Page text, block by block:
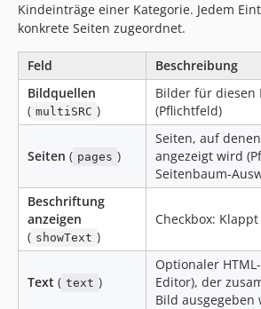
Kindeinträge einer Kategorie. Jedem
konkrete Seiten zugeordnet.
Feld
Beschreibung
Bildquellen
( multiSRC )
Bilder für diesen
(Pflichtfeld)
Seiten ( pages )
Seiten, auf
angezeigt wird
Seitenbaum-
Beschriftung
anzeigen
( showText )
Checkbox:
Text ( text )
Optionaler
Editor), der
Bild ausgegeben